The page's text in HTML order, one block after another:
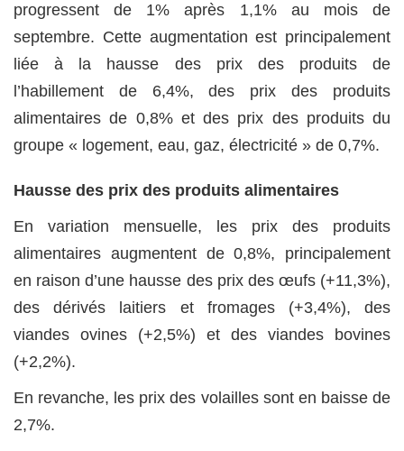
progressent de 1% après 1,1% au mois de
septembre. Cette augmentation est principalement
liée à la hausse des prix des produits de
l’habillement de 6,4%, des prix des produits
alimentaires de 0,8% et des prix des produits du
groupe « logement, eau, gaz, électricité » de 0,7%.
Hausse des prix des produits alimentaires
En variation mensuelle, les prix des produits
alimentaires augmentent de 0,8%, principalement
en raison d’une hausse des prix des œufs (+11,3%),
des dérivés laitiers et fromages (+3,4%), des
viandes ovines (+2,5%) et des viandes bovines
(+2,2%).
En revanche, les prix des volailles sont en baisse de
2,7%.